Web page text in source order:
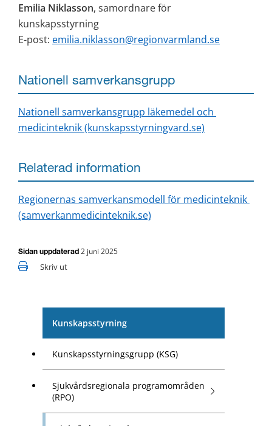
Kunskapsstyrning
Kunskapsstyrningsgrupp (KSG)
Sjukvårdsregionala programområden
(RPO)
Emilia Niklasson, samordnare för
kunskapsstyrning
E-post: emilia.niklasson@regionvarmland.se
Nationell samverkansgrupp
Nationell samverkansgrupp läkemedel och
medicinteknik (kunskapsstyrningvard.se)
Relaterad information
Regionernas samverkansmodell för medicinteknik
(samverkanmedicinteknik.se)
Sidan uppdaterad 2 juni 2025
Skriv ut